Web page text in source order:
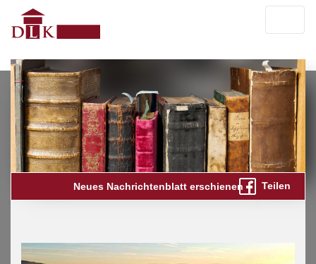
Neues Nachrichtenblatt erschienen Teilen